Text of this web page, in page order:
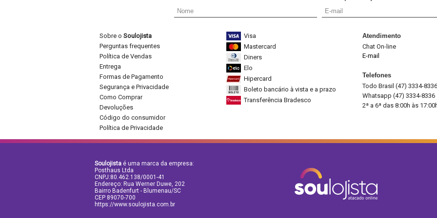
Sobre o Soulojista
Perguntas frequentes
Política de Vendas
Entrega
Formas de Pagamento
Segurança e Privacidade
Como Comprar
Devoluções
Código do consumidor
Política de Privacidade
Visa
Mastercard
Diners
Elo
Hipercard
Boleto bancário à vista e a prazo
Transferência Bradesco
Atendimento
Chat On-line
E-mail
Telefones
Todo Brasil (47) 3334-8336
Whatsapp (47) 3334-8336
2ª a 6ª das 8:00h às
Soulojista é uma marca da empresa:
Posthaus Ltda
CNPJ:80.462.138/0001-41
Endereço: Rua Werner Duwe, 202
Bairro Badenfurt - Blumenau/SC
CEP 89070-700
https://www.soulojista.com.br